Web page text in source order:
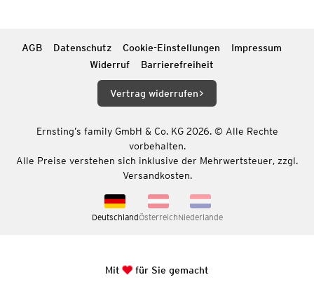
AGB Datenschutz Cookie-Einstellungen
Impressum
Widerruf
Barrierefreiheit
Vertrag widerrufen
Ernsting’s family GmbH & Co. KG 2026. © Alle Rechte
vorbehalten.
Alle Preise verstehen sich inklusive der Mehrwertsteuer, zzgl.
Versandkosten.
DeutschlandÖsterreichNiederlande
Mit für Sie gemacht